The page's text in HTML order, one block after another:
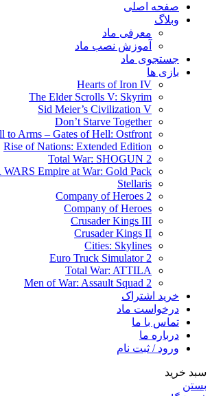
صفحه اصلی
وبلاگ
معرفی ماد
آموزش نصب ماد
جستجوی ماد
بازی ها
Hearts of Iron IV
The Elder Scrolls V: Skyrim
Sid Meier’s Civilization V
Don’t Starve Together
to Arms – Gates of Hell: Ostfront
Rise of Nations: Extended Edition
Total War: SHOGUN 2
WARS Empire at War: Gold Pack
Stellaris
Company of Heroes 2
Company of Heroes
Crusader Kings III
Crusader Kings II
Cities: Skylines
Euro Truck Simulator 2
Total War: ATTILA
Men of War: Assault Squad 2
خرید اشتراک
درخواست ماد
تماس با ما
درباره ما
ورود / ثبت نام
سبد خرید
بستن